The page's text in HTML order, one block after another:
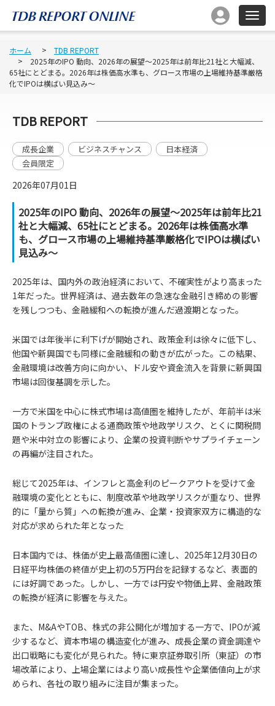
ホーム
TDB REPORT
2025年のIPO 動向、2026年の展望～2025年は前年比21社と大幅減、
65社にとどまる。2026年は株価高水準も、グロース市場の上場維持基準厳格
化でIPOは横ばい見込み～
TDB REPORT
成長企業 ビジネスチャンス
日本経済
会員限定
2026年07月01日
2025年のIPO 動向、2026年の展望～2025年は前年比21
社と大幅減、65社にとどまる。2026年は株価高水準
も、グロース市場の上場維持基準厳格化でIPOは横ばい
見込み～
2025年は、国内外の政治経済において、不確実性がより高まった
1年だった。世界経済は、過去数年の急速な金融引き締めの影響
を残しつつも、金融緩和への転換が進んだ過渡期となった。
米国では年後半に利下げが開始され、政策金利は徐々に低下し、
他国や新興国でも同様に金融緩和の動きが広がった。この結果、
金融環境は改善方向に向かい、ドル安や資金流入を背景に新興国
市場は回復基調を示した。
一方で米国を中心に株式市場は高値圏を維持したが、年前半は米
国のトランプ政権による通商政策や地政学リスク、とくに関税問
題や米中対立の影響により、企業の投資判断やサプライチェーン
の再編が注目された。
総じて2025年は、インフレと高金利のピークアウトを受けて金
融環境の変化とともに、制度改革や地政学リスクが重なり、世界
的に「量から質」への転換が進み、企業・投資家双方に構造的な
対応が求められた年となった
日本国内では、株価が史上最高値圏に達し、2025年12月30日の
日経平均株価の終値が史上初の5万円台を記録するなど、表面的
には好調であった。しかし、一方では円安や物価上昇、金融政策
の転換が経済に影響を与えた。
また、M&AやTOB、株式の非公開化が増加する一方で、IPOが減
少するなど、資本市場の構造変化が進み、成長企業の資金調達や
出口戦略にも変化が見られた。特に東京証券取引所（東証）の市
場改革により、上場企業にはより高い成長性や企業価値向上が求
められ、各社の取り組みに注目が集まった。